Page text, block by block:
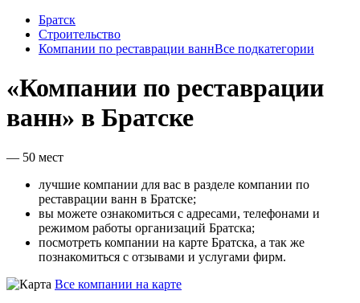
Братск
Строительство
Компании по реставрации ваннВсе подкатегории
«Компании по реставрации
ванн» в Братске
— 50 мест
лучшие компании для вас в разделе компании по
реставрации ванн в Братске;
вы можете ознакомиться с адресами, телефонами и
режимом работы организаций Братска;
посмотреть компании на карте Братска, а так же
познакомиться с отзывами и услугами фирм.
Все компании на карте